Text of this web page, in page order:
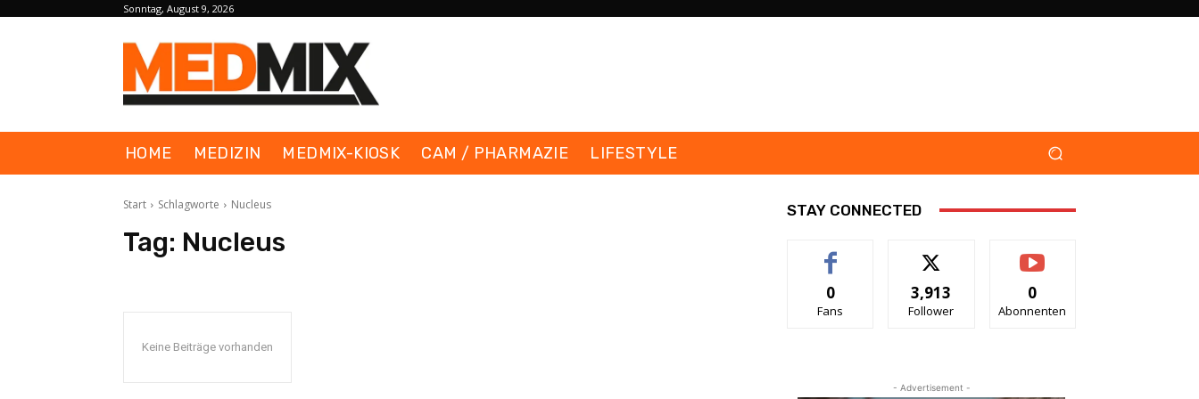
Sonntag, August 9, 2026
HOME MEDIZIN MEDMIX-KIOSK CAM / PHARMAZIE LIFESTYLE
Start Schlagworte Nucleus
Tag: Nucleus
Keine Beiträge vorhanden
STAY CONNECTED
0
Fans
3,913
Follower
0
Abonnenten
- Advertisement -